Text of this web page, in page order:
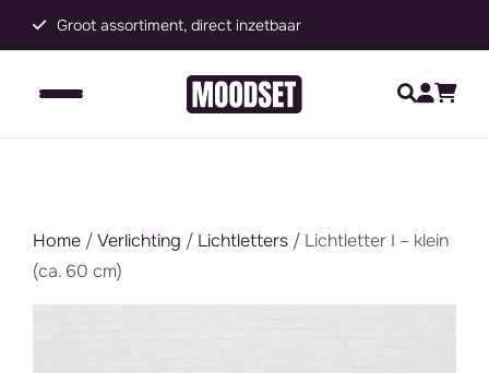
Groot assortiment, direct inzetbaar
Home /Verlichting / Lichtletters / Lichtletter I – klein
(ca. 60 cm)